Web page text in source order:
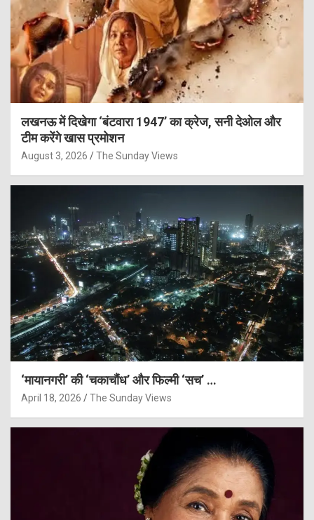
लखनऊ में दिखेगा ‘बंटवारा 1947’ का क्रेज, सनी देओल और
टीम करेंगे खास प्रमोशन
August 3, 2026 The Sunday Views
‘मायानगरी’ की ‘चकाचौंध’ और फिल्मी ‘सच’ …
April 18, 2026 The Sunday Views